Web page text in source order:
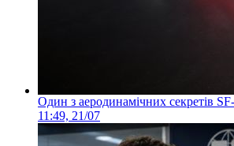
Один з аеродинамічних секретів
11:49, 21/07